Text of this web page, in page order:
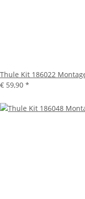
Thule Kit 186022
€ 59,90 *